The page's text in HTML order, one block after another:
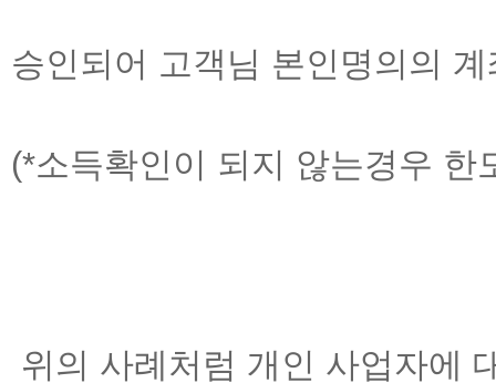
승인되어 고객님 본인명의의 계
(*소득확인이 되지 않는경우
위의 사례처럼 개인 사업자에